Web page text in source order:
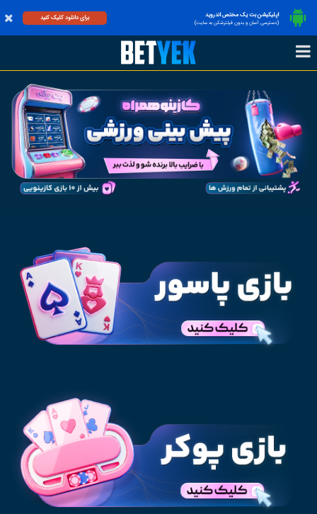
اپلیکیشن بت یک مختص اندروید
(دسترسی آسان و بدون فیلترشکن به سایت)
برای دانلود کلیک کنید